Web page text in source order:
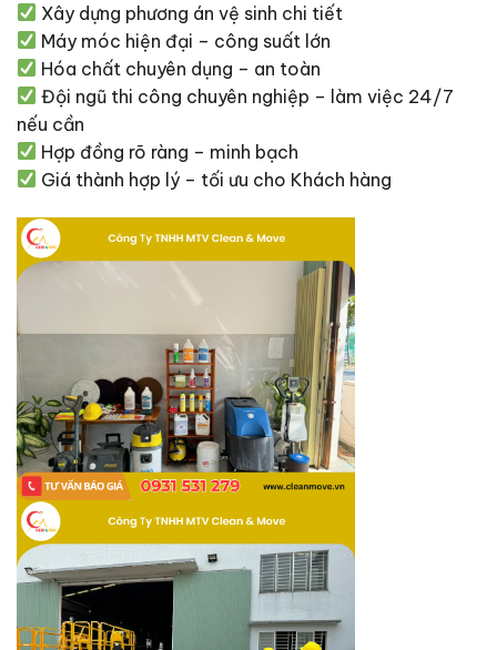
Xây dựng phương án vệ sinh chi tiết
Máy móc hiện đại – công suất lớn
Hóa chất chuyên dụng – an toàn
Đội ngũ thi công chuyên nghiệp – làm việc 24/7
nếu cần
Hợp đồng rõ ràng – minh bạch
Giá thành hợp lý – tối ưu cho Khách hàng